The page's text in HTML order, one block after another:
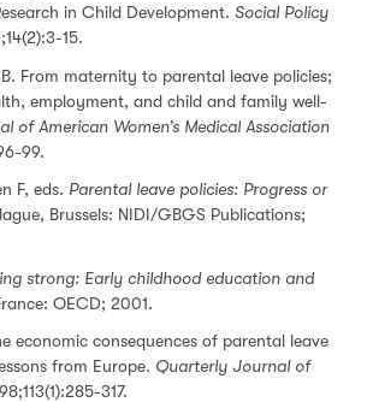
in Child Development. Social Policy
15.
From maternity to parental leave policies;
employment, and child and family well-
of American Women’s Medical Association
99.
F, eds. Parental leave policies: Progress or
Brussels: NIDI/GBGS Publications;
strong: Early childhood education and
OECD; 2001.
economic consequences of parental leave
from Europe. Quarterly Journal of
317.